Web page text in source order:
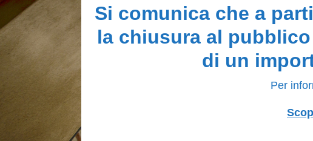
Si comunica che a
la chiusura al
di un
Per